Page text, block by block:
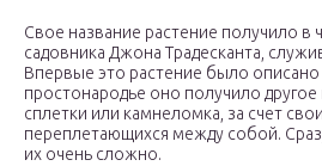
Свое название растение получило в
садовника Джона Традесканта,
Впервые это растение было
простонародье оно получило другое
сплетки или камнеломка, за счет
переплетающихся между собой.
их очень сложно.